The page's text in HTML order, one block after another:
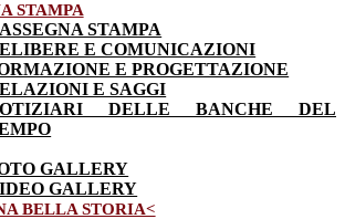
STAMPA
STAMPA
E COMUNICAZIONI
E PROGETTAZIONE
E SAGGI
DELLE BANCHE DEL
GALLERY
GALLERY
BELLA STORIA<